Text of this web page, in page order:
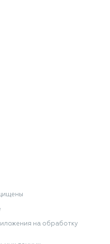
на обработку